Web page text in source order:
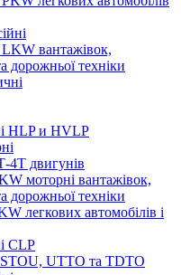
вантажівок,
дорожньої техніки
HLP и HVLP
4Т двигунів
моторні вантажівок,
дорожньої техніки
легкових автомобілів і
CLP
STOU, UTTO та TDTO